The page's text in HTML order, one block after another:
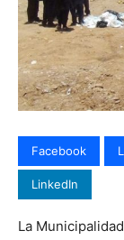
Facebook
LinkedIn
La